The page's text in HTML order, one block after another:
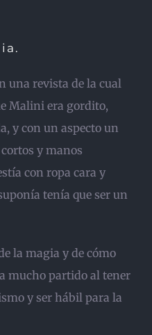
una revista de la cual
Malini era gordito,
y con un aspecto un
y manos
con ropa cara y
tenía que ser un
la magia y de cómo
mucho partido al tener
y ser hábil para la